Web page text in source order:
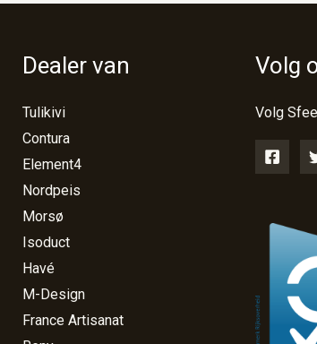
Dealer van
Tulikivi
Contura
Element4
Nordpeis
Morsø
Isoduct
Havé
M-Design
France Artisanat
Volg
Volg